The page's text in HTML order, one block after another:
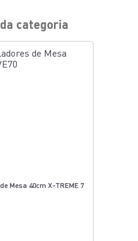
categoria
Mesa 40cm X-TREME 7